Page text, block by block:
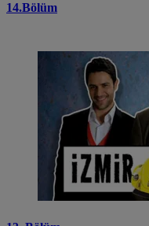
14.Bölüm